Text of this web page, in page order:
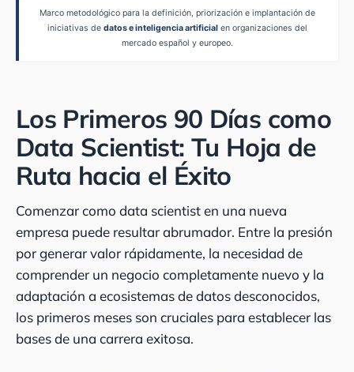
Marco metodológico para la definición, priorización e implantación de
iniciativas dedatos e inteligencia artificial en organizaciones del
mercado español y europeo.
Los Primeros 90 Días como
Data Scientist: Tu Hoja de
Ruta hacia el Éxito
Comenzar como data scientist en una nueva
empresa puede resultar abrumador. Entre la presión
por generar valor rápidamente, la necesidad de
comprender un negocio completamente nuevo y la
adaptación a ecosistemas de datos desconocidos,
los primeros meses son cruciales para establecer las
bases de una carrera exitosa.